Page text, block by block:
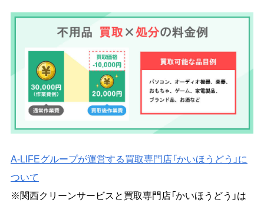
A-LIFEグループが運営する買取専門店「かいほうどう」に
ついて
※関西クリーンサービスと買取専門店「かいほうどう」は